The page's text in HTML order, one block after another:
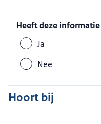
Heeft deze
Ja
Nee
Hoort bij